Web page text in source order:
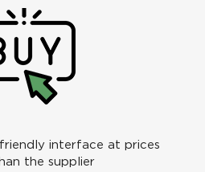
interface at prices
the supplier